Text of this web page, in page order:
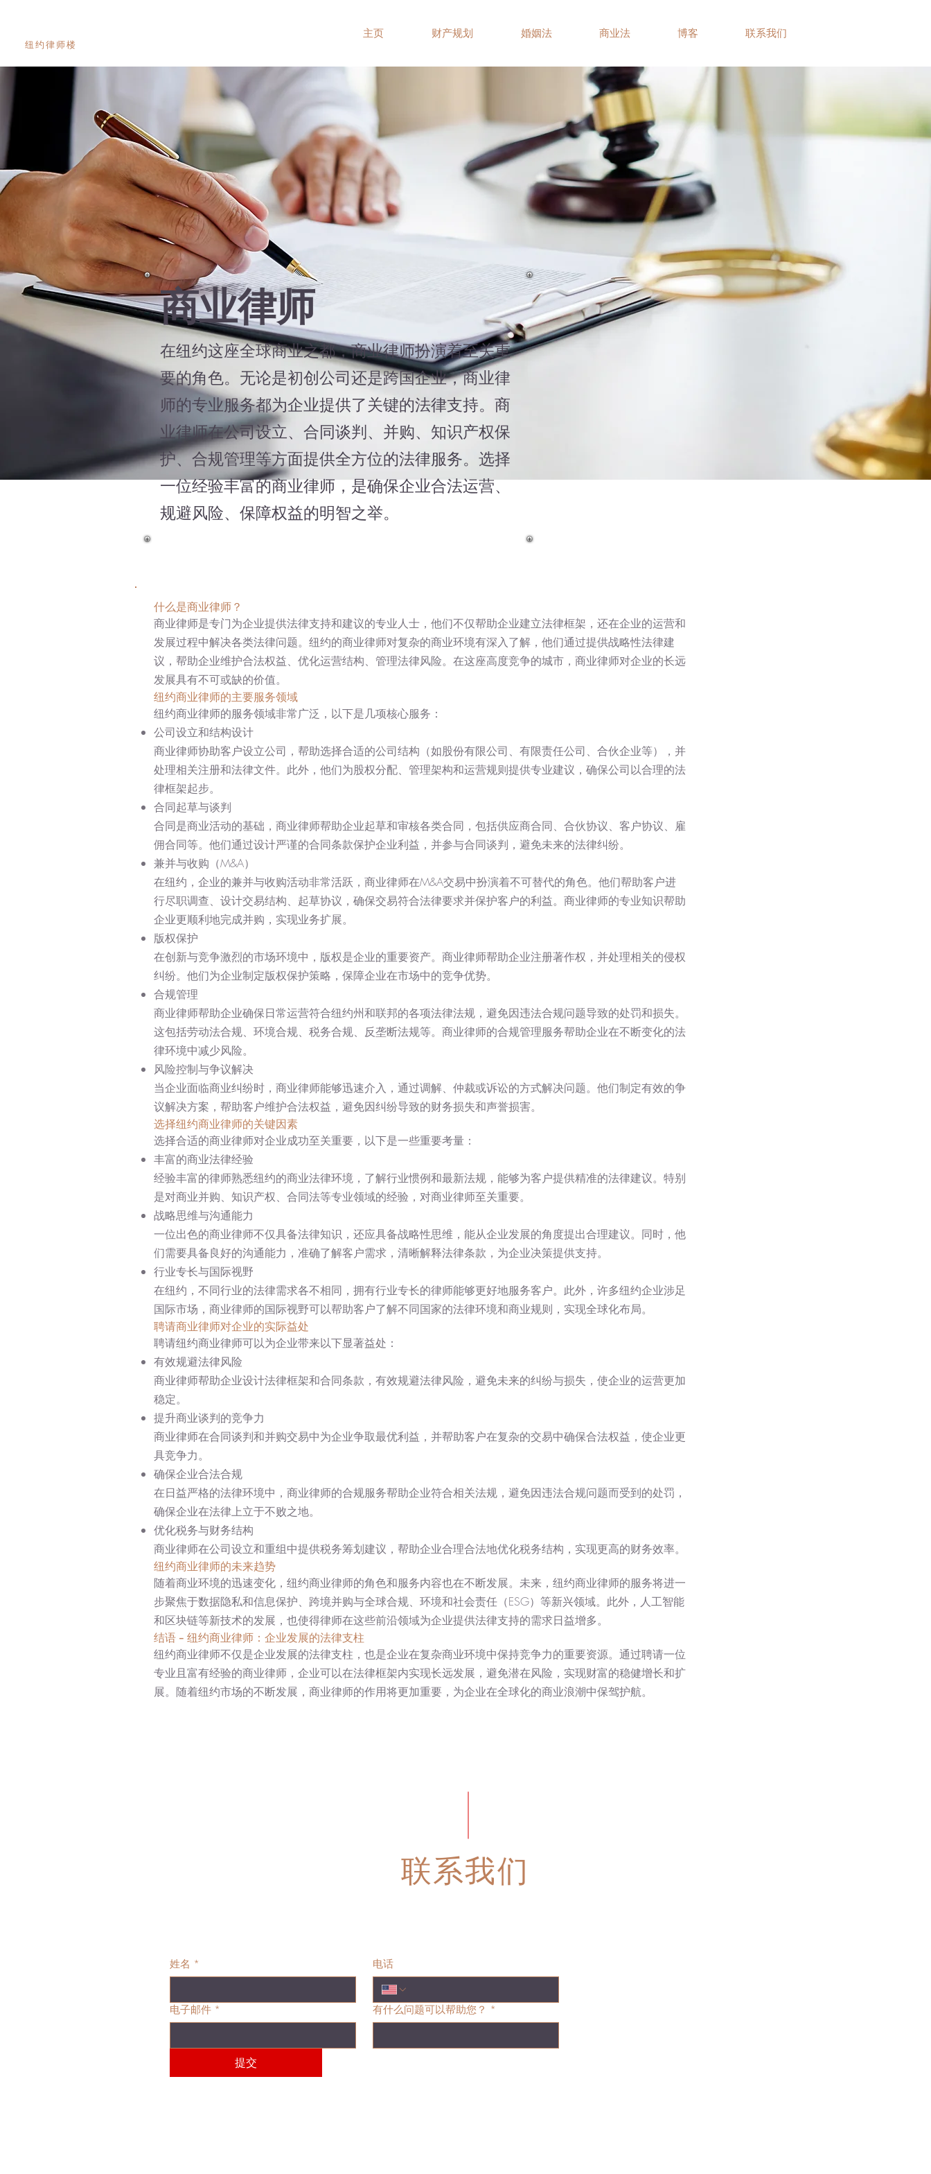
纽约律师楼
主页 财产规划 婚姻法 商业法 博客 联系我们
商业律师
在纽约这座全球商业之都，商业律师扮演着至关重
要的角色。无论是初创公司还是跨国企业，商业律
师的专业服务都为企业提供了关键的法律支持。商
业律师在公司设立、合同谈判、并购、知识产权保
护、合规管理等方面提供全方位的法律服务。选择
一位经验丰富的商业律师，是确保企业合法运营、
规避风险、保障权益的明智之举。
什么是商业律师？
商业律师是专门为企业提供法律支持和建议的专业人士，他们不仅帮助企业建立法律框架，还在企业的运营和
发展过程中解决各类法律问题。纽约的商业律师对复杂的商业环境有深入了解，他们通过提供战略性法律建
议，帮助企业维护合法权益、优化运营结构、管理法律风险。在这座高度竞争的城市，商业律师对企业的长远
发展具有不可或缺的价值。
纽约商业律师的主要服务领域
纽约商业律师的服务领域非常广泛，以下是几项核心服务：
公司设立和结构设计
商业律师协助客户设立公司，帮助选择合适的公司结构（如股份有限公司、有限责任公司、合伙企业等），并
处理相关注册和法律文件。此外，他们为股权分配、管理架构和运营规则提供专业建议，确保公司以合理的法
律框架起步。
合同起草与谈判
合同是商业活动的基础，商业律师帮助企业起草和审核各类合同，包括供应商合同、合伙协议、客户协议、雇
佣合同等。他们通过设计严谨的合同条款保护企业利益，并参与合同谈判，避免未来的法律纠纷。
兼并与收购（M&A）
在纽约，企业的兼并与收购活动非常活跃，商业律师在M&A交易中扮演着不可替代的角色。他们帮助客户进
行尽职调查、设计交易结构、起草协议，确保交易符合法律要求并保护客户的利益。商业律师的专业知识帮助
企业更顺利地完成并购，实现业务扩展。
版权保护
在创新与竞争激烈的市场环境中，版权是企业的重要资产。商业律师帮助企业注册著作权，并处理相关的侵权
纠纷。他们为企业制定版权保护策略，保障企业在市场中的竞争优势。
合规管理
商业律师帮助企业确保日常运营符合纽约州和联邦的各项法律法规，避免因违法合规问题导致的处罚和损失。
这包括劳动法合规、环境合规、税务合规、反垄断法规等。商业律师的合规管理服务帮助企业在不断变化的法
律环境中减少风险。
风险控制与争议解决
当企业面临商业纠纷时，商业律师能够迅速介入，通过调解、仲裁或诉讼的方式解决问题。他们制定有效的争
议解决方案，帮助客户维护合法权益，避免因纠纷导致的财务损失和声誉损害。
选择纽约商业律师的关键因素
选择合适的商业律师对企业成功至关重要，以下是一些重要考量：
丰富的商业法律经验
经验丰富的律师熟悉纽约的商业法律环境，了解行业惯例和最新法规，能够为客户提供精准的法律建议。特别
是对商业并购、知识产权、合同法等专业领域的经验，对商业律师至关重要。
战略思维与沟通能力
一位出色的商业律师不仅具备法律知识，还应具备战略性思维，能从企业发展的角度提出合理建议。同时，他
们需要具备良好的沟通能力，准确了解客户需求，清晰解释法律条款，为企业决策提供支持。
行业专长与国际视野
在纽约，不同行业的法律需求各不相同，拥有行业专长的律师能够更好地服务客户。此外，许多纽约企业涉足
国际市场，商业律师的国际视野可以帮助客户了解不同国家的法律环境和商业规则，实现全球化布局。
聘请商业律师对企业的实际益处
聘请纽约商业律师可以为企业带来以下显著益处：
有效规避法律风险
商业律师帮助企业设计法律框架和合同条款，有效规避法律风险，避免未来的纠纷与损失，使企业的运营更加
稳定。
提升商业谈判的竞争力
商业律师在合同谈判和并购交易中为企业争取最优利益，并帮助客户在复杂的交易中确保合法权益，使企业更
具竞争力。
确保企业合法合规
在日益严格的法律环境中，商业律师的合规服务帮助企业符合相关法规，避免因违法合规问题而受到的处罚，
确保企业在法律上立于不败之地。
优化税务与财务结构
商业律师在公司设立和重组中提供税务筹划建议，帮助企业合理合法地优化税务结构，实现更高的财务效率。
纽约商业律师的未来趋势
随着商业环境的迅速变化，纽约商业律师的角色和服务内容也在不断发展。未来，纽约商业律师的服务将进一
步聚焦于数据隐私和信息保护、跨境并购与全球合规、环境和社会责任（ESG）等新兴领域。此外，人工智能
和区块链等新技术的发展，也使得律师在这些前沿领域为企业提供法律支持的需求日益增多。
结语 - 纽约商业律师：企业发展的法律支柱
纽约商业律师不仅是企业发展的法律支柱，也是企业在复杂商业环境中保持竞争力的重要资源。通过聘请一位
专业且富有经验的商业律师，企业可以在法律框架内实现长远发展，避免潜在风险，实现财富的稳健增长和扩
展。随着纽约市场的不断发展，商业律师的作用将更加重要，为企业在全球化的商业浪潮中保驾护航。
联系我们
姓名 * 电话
电子邮件 * 有什么问题可以帮助您？ *
提交